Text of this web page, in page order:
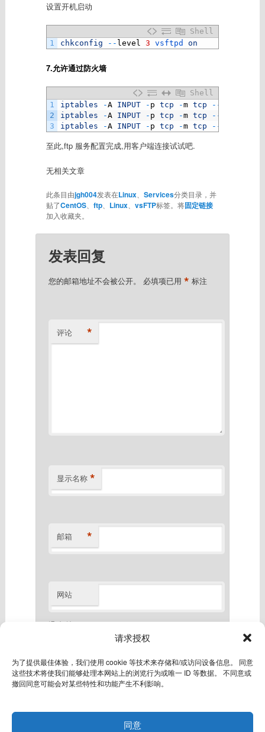
请求授权
为了提供最佳体验，我们使用 cookie 等技术来存储和/或访问设备信息。 同意
这些技术将使我们能够处理本网站上的浏览行为或唯一 ID 等数据。 不同意或
撤回同意可能会对某些特性和功能产生不利影响。
同意
设置开机启动
Shell
1
chkconfig -- level 3 vsftpd on
7.允许通过防火墙
Shell
1
2
3
iptables -A INPUT - p tcp -m tcp --
iptables
-A INPUT - p tcp -m tcp --
iptables
-A INPUT - p tcp -m tcp --
至此,ftp 服务配置完成,用客户端连接试试吧.
无相关文章
此条目由jgh004发表在Linux 、Services分类目录，并
贴了CentOS 、ftp Linux 、vsFTP标签。将固定链接
加入收藏夹。
发表回复
您的邮箱地址不会被公开。 必填项已用 * 标注
评论 *
显示名称 *
邮箱 *
网站
滑动验证*
滑倒最右